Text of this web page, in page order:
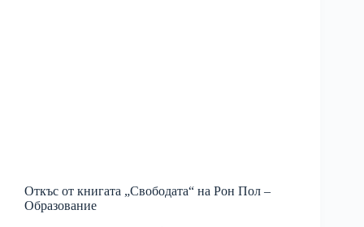
Откъс от книгата „Свободата“ на Рон Пол –
Образование